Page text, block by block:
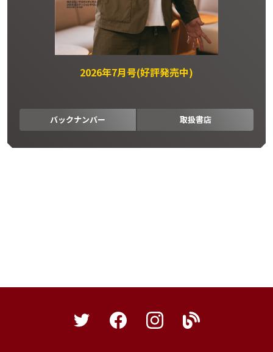
2026年7月号(好評発売中)
バックナンバー 取扱書店